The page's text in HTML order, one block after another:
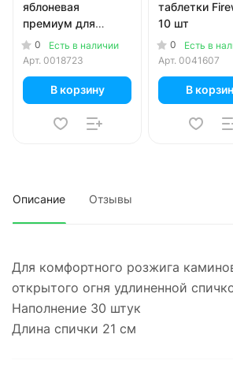
яблоневая
премиум для
копчения 200 гр
0
Есть в наличии
Арт. 0018723
В корзину
таблетки
10 шт
0
Есть в
Арт. 0041607
В
Описание Отзывы
Для комфортного розжига
открытого огня удлиненной
Наполнение 30 штук
Длина спички 21 см